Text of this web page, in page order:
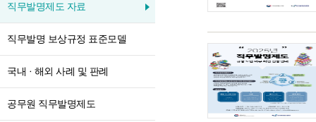
직무발명제도 자료
직무발명 보상규정 표준모델
국내 · 해외 사례 및 판례
공무원 직무발명제도